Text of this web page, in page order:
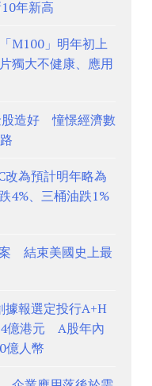
年新高
M100」明年初上
獨大不健康、應用
股造好 憧憬經濟數
改為預計明年略為
4%、三桶油跌1%
結束美國史上最
報選定投行A+H
億港元 A股年內
億人幣